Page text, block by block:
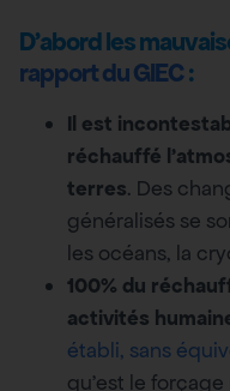
D’abord les
rapport du GIEC:
Il est
réchauffé
terres. Des
généralisés se
les océans, la
100% du
activités
établi, sans
qu’est le